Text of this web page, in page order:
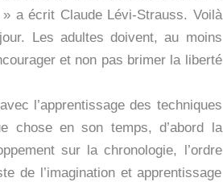
a écrit Claude Lévi-Strauss. Voilà
Les adultes doivent, au moins
et non pas brimer la liberté
l’apprentissage des techniques
chose en son temps, d’abord la
sur la chronologie, l’ordre
de l’imagination et apprentissage